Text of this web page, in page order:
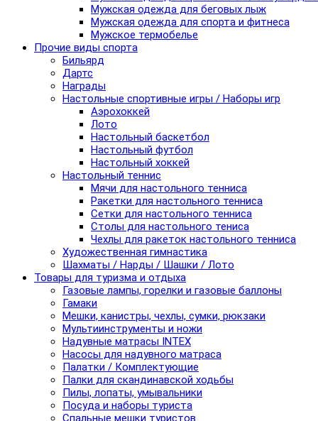
Мужская одежда для беговых лыж
Мужская одежда для спорта и фитнеса
Мужское термобелье
Прочие виды спорта
Бильярд
Дартс
Награды
Настольные спортивные игры / Наборы игр
Аэрохоккей
Лото
Настольный баскетбол
Настольный футбол
Настольный хоккей
Настольный теннис
Мячи для настольного тенниса
Ракетки для настольного тенниса
Сетки для настольного тенниса
Столы для настольного тениса
Чехлы для ракеток настольного тенниса
Художественная гимнастика
Шахматы / Нарды / Шашки / Лото
Товары для туризма и отдыха
Газовые лампы, горелки и газовые баллоны
Гамаки
Мешки, канистры, чехлы, сумки, рюкзаки
Мультиинструменты и ножи
Надувные матрасы INTEX
Насосы для надувного матраса
Палатки / Комплектующие
Палки для скандинавской ходьбы
Пилы, лопаты, умывальники
Посуда и наборы туриста
Спальные мешки туристов